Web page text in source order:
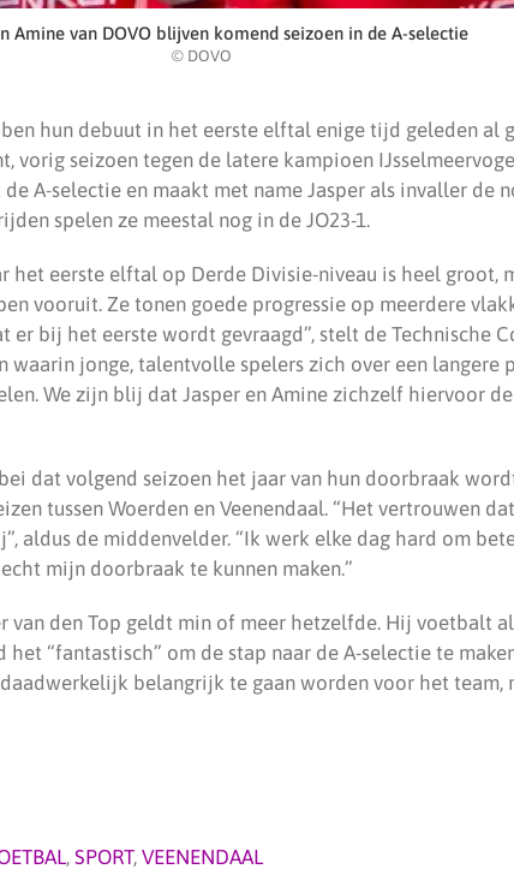
Amine van DOVO blijven komend seizoen in de A-selectie
© DOVO
hun debuut in het eerste elftal enige tijd geleden al
vorig seizoen tegen de latere kampioen
A-selectie en maakt met name Jasper als invaller de
spelen ze meestal nog in de JO23-1.
het eerste elftal op Derde Divisie-niveau is heel groot,
vooruit. Ze tonen goede progressie op meerdere
er bij het eerste wordt gevraagd”, stelt de Technische
waarin jonge, talentvolle spelers zich over een langere
We zijn blij dat Jasper en Amine zichzelf hiervoor
dat volgend seizoen het jaar van hun doorbraak
tussen Woerden en Veenendaal. “Het vertrouwen
aldus de middenvelder. “Ik werk elke dag hard om
mijn doorbraak te kunnen maken.”
van den Top geldt min of meer hetzelfde. Hij voetbalt
het “fantastisch” om de stap naar de A-selectie te
belangrijk te gaan worden voor het team,
, SPORT, VEENENDAAL